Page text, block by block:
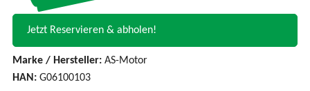
Jetzt Reservieren & abholen!
Marke / Hersteller: AS-Motor
HAN: G06100103